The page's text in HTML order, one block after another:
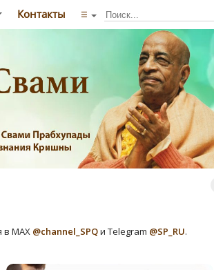
Контакты ☰
MAX @channel_SPQи Telegram @SP_RU.